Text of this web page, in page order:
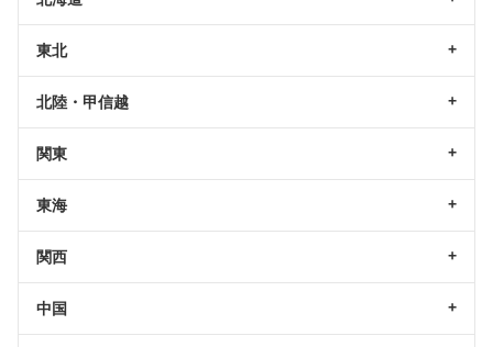
東北
北陸・甲信越
関東
東海
関西
中国